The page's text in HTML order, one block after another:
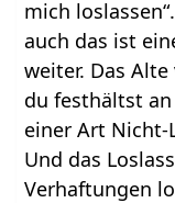
mich
auch das ist
weiter. Das
du festhältst
einer Art Nicht-
Und das
Verhaftungen